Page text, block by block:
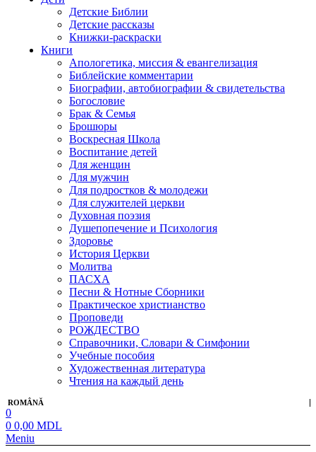
Детские Библии
Детские рассказы
Книжки-раскраски
Книги
Апологетика, миссия & евангелизация
Библейские комментарии
Биографии, автобиографии & свидетельства
Богословие
Брак & Семья
Брошюры
Воскресная Школа
Воспитание детей
Для женщин
Для мужчин
Для подростков & молодежи
Для служителей церкви
Духовная поэзия
Душепопечение и Психология
Здоровье
История Церкви
Молитва
ПАСХА
Песни & Нотные Сборники
Практическое христианство
Проповеди
РОЖДЕСТВО
Справочники, Словари & Симфонии
Учебные пособия
Художественная литература
Чтения на каждый день
ROMÂNĂ
0
0 0,00 MDL
Meniu